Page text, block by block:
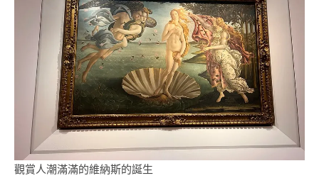
觀賞人潮滿滿的維納斯的誕生